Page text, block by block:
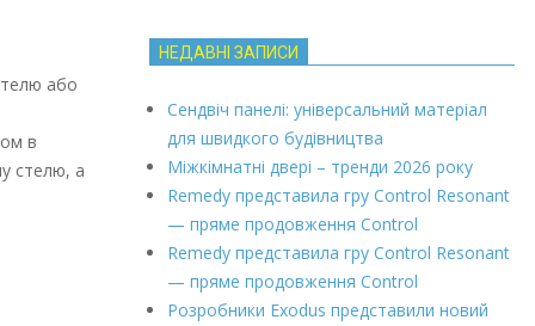
або
в
стелю, а
НЕДАВНІ ЗАПИСИ
Сендвіч панелі: універсальний матеріал
для швидкого будівництва
Міжкімнатні двері – тренди 2026 року
Remedy представила гру Control Resonant
— пряме продовження Control
Remedy представила гру Control Resonant
— пряме продовження Control
Розробники Exodus представили новий